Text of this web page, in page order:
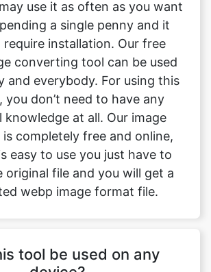
and everybody. For using this
you don’t need to have any
knowledge at all. Our image
completely free and online,
easy to use you just have to
original file and you will get a
webp image format file.
tool be used on any
and easy tool. With this simple